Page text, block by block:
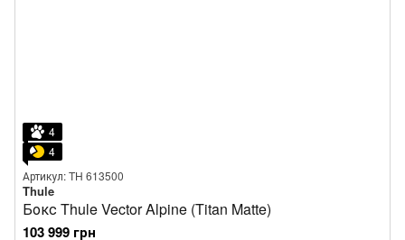
4
4
Артикул: TH 613500
Thule
Бокс Thule Vector Alpine (Titan Matte)
103 999 грн